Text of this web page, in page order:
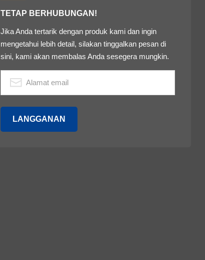
TETAP BERHUBUNGAN!
Jika Anda tertarik dengan produk kami dan ingin
mengetahui lebih detail, silakan tinggalkan pesan di
sini, kami akan membalas Anda sesegera mungkin.